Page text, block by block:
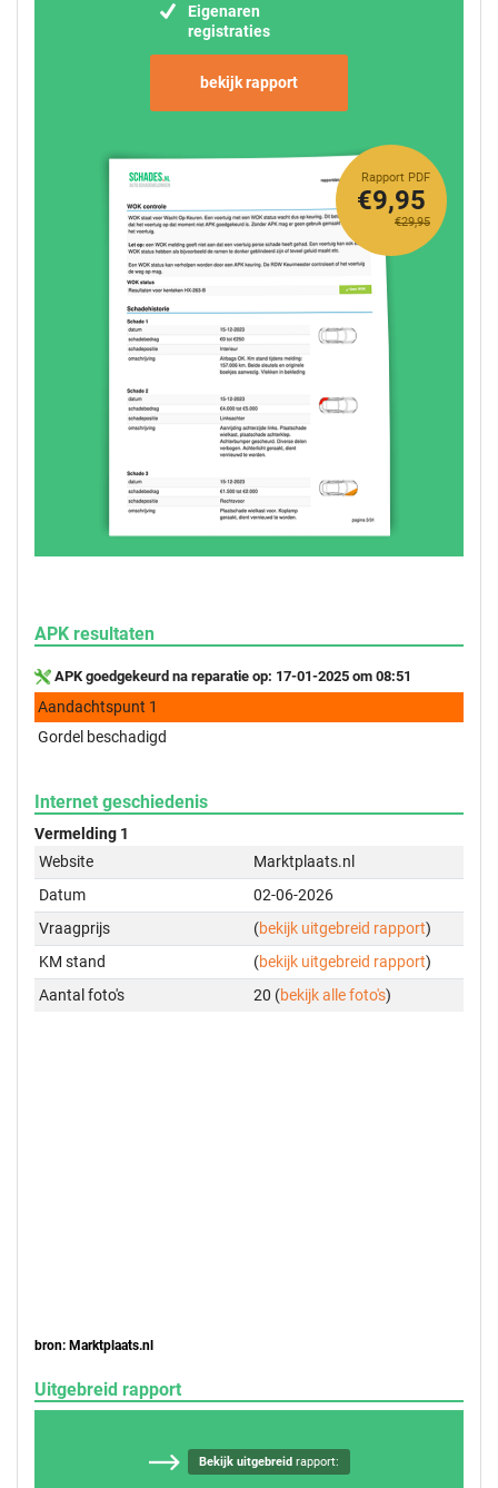
Eigenaren
registraties
bekijk rapport
Rapport PDF
€29,95
€9,95
APK resultaten
APK goedgekeurd na reparatie op: 17-01-2025 om 08:51
Aandachtspunt 1
Gordel beschadigd
Internet geschiedenis
Vermelding 1
Website
Marktplaats.nl
Datum
02-06-2026
Vraagprijs
(bekijk uitgebreid rapport)
KM stand
(bekijk uitgebreid rapport)
Aantal foto's
20 (bekijk alle foto's)
bron: Marktplaats.nl
Uitgebreid rapport
Bekijk uitgebreidrapport: